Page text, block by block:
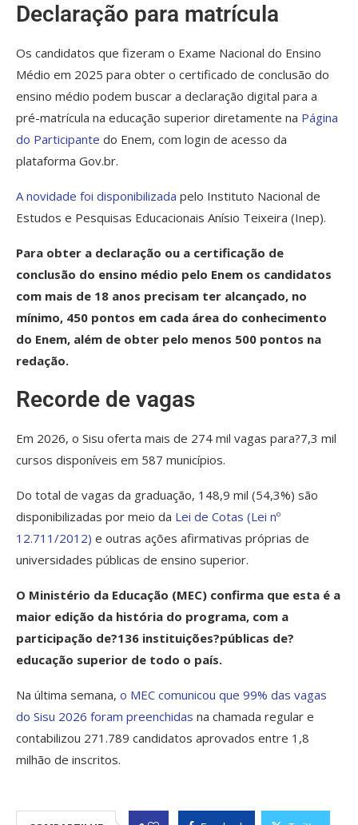
Declaração para matrícula
Os candidatos que fizeram o Exame Nacional do Ensino
Médio em 2025 para obter o certificado de conclusão do
ensino médio podem buscar a declaração digital para a
pré-matrícula na educação superior diretamente na Página
do Participante do Enem, com login de acesso da
plataforma Gov.br.
A novidade foi disponibilizada pelo Instituto Nacional de
Estudos e Pesquisas Educacionais Anísio Teixeira (Inep).
Para obter a declaração ou a certificação de
conclusão do ensino médio pelo Enem os candidatos
com mais de 18 anos precisam ter alcançado, no
mínimo, 450 pontos em cada área do conhecimento
do Enem, além de obter pelo menos 500 pontos na
redação.
Recorde de vagas
Em 2026, o Sisu oferta mais de 274 mil vagas para?7,3 mil
cursos disponíveis em 587 municípios.
Do total de vagas da graduação, 148,9 mil (54,3%) são
disponibilizadas por meio da Lei de Cotas (Lei nº
12.711/2012) e outras ações afirmativas próprias de
universidades públicas de ensino superior.
O Ministério da Educação (MEC) confirma que esta é a
maior edição da história do programa, com a
participação de?136 instituições?públicas de?
educação superior de todo o país.
Na última semana, o MEC comunicou que 99% das vagas
do Sisu 2026 foram preenchidas na chamada regular e
contabilizou 271.789 candidatos aprovados entre 1,8
milhão de inscritos.